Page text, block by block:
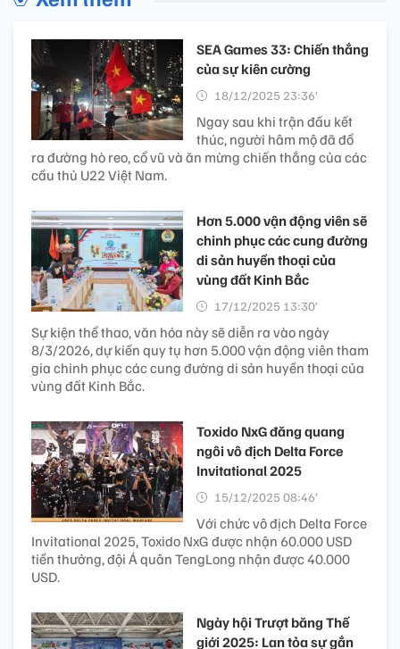
SEA Games 33: Chiến thắng
của sự kiên cường
18/12/2025 23:36’
Ngay sau khi trận đấu kết
thúc, người hâm mộ đã đổ
ra đường hò reo, cổ vũ và ăn mừng chiến thắng của các
cầu thủ U22 Việt Nam.
Hơn 5.000 vận động viên sẽ
chinh phục các cung đường
di sản huyền thoại của
vùng đất Kinh Bắc
17/12/2025 13:30’
Sự kiện thể thao, văn hóa này sẽ diễn ra vào ngày
8/3/2026, dự kiến quy tụ hơn 5.000 vận động viên tham
gia chinh phục các cung đường di sản huyền thoại của
vùng đất Kinh Bắc.
Toxido NxG đăng quang
ngôi vô địch Delta Force
Invitational 2025
15/12/2025 08:46’
Với chức vô địch Delta Force
Invitational 2025, Toxido NxG được nhận 60.000 USD
tiền thưởng, đội Á quân TengLong nhận được 40.000
USD.
Ngày hội Trượt băng Thế
giới 2025: Lan tỏa sự gắn